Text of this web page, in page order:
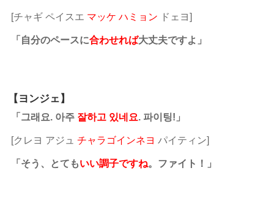
[チャギ ペイスエ マッケ ハミョン ドェヨ]
「自分のペースに合わせれば大丈夫ですよ」
【ヨンジェ】
「그래요. 아주 잘하고 있네요. 파이팅!」
[クレヨ アジュチャラゴインネヨ パイティン]
「そう、とてもいい調子ですね。ファイト！」